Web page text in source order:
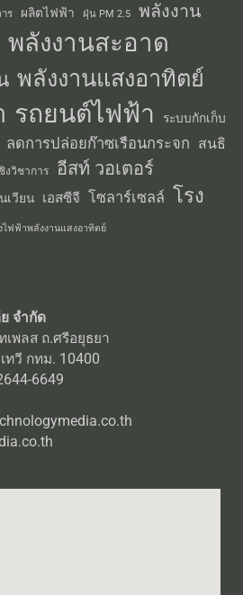
ร ผลิตไฟฟ้า ฝุ่น PM 2.5 พลังงาน
พลังงานสะอาด
พลังงานแสงอาทิตย์
รถยนต์ไฟฟ้า
ระบบกักเก็บ
ลดการปล่อยก๊าซเรือนกระจก สนธิ
งวิชาการ อีสท์ วอเตอร์
เวียน เอสซีจี โซลาร์เซลล์ โรง
ไฟฟ้าพลังงานแสงอาทิตย์
จำกัด
พลส ถ.ศรีอยุธยา
ทวี กทม. 10400
6649